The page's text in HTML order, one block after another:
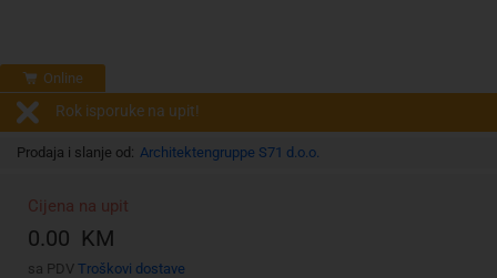
Online
Rok isporuke na upit!
Prodaja i slanje od: Architektengruppe S71 d.o.o.
Cijena na upit
0.00 KM
sa PDV Troškovi dostave